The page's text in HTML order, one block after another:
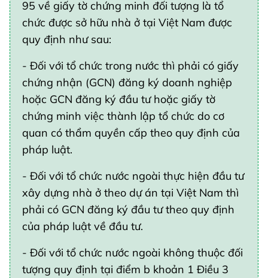
95 về giấy tờ chứng minh đối tượng là tổ
chức được sở hữu nhà ở tại Việt Nam được
quy định như sau:
- Đối với tổ chức trong nước thì phải có giấy
chứng nhận (GCN) đăng ký doanh nghiệp
hoặc GCN đăng ký đầu tư hoặc giấy tờ
chứng minh việc thành lập tổ chức do cơ
quan có thẩm quyền cấp theo quy định của
pháp luật.
- Đối với tổ chức nước ngoài thực hiện đầu tư
xây dựng nhà ở theo dự án tại Việt Nam thì
phải có GCN đăng ký đầu tư theo quy định
của pháp luật về đầu tư.
- Đối với tổ chức nước ngoài không thuộc đối
tượng quy định tại điểm b khoản 1 Điều 3